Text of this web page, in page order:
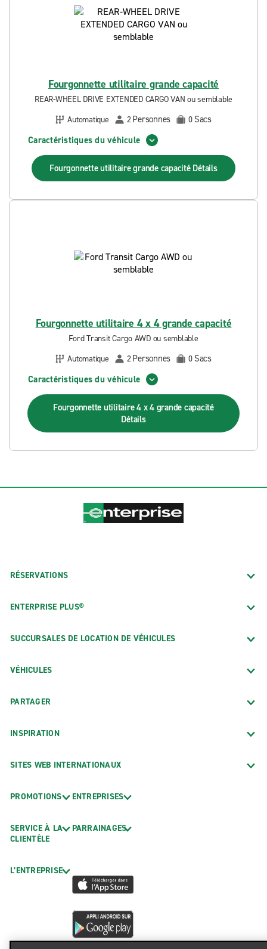
Fourgonnette utilitaire grande capacité
REAR-WHEEL DRIVE EXTENDED CARGO VAN ou semblable
Automatique
2Personnes 0 Sacs
Caractéristiques du véhicule
Fourgonnette utilitaire grande capacité Détails
Fourgonnette utilitaire 4 x 4 grande capacité
Ford Transit Cargo AWD ou semblable
Automatique
2Personnes 0 Sacs
Caractéristiques du véhicule
Fourgonnette utilitaire 4 x 4 grande capacité
Détails
RÉSERVATIONS
ENTERPRISE PLUS®
SUCCURSALES DE LOCATION DE VÉHICULES
VÉHICULES
PARTAGER
INSPIRATION
SITES WEB INTERNATIONAUX
PROMOTIONS
SERVICE À LA
CLIENTÈLE
L’ENTREPRISE
ENTREPRISES
PARRAINAGES